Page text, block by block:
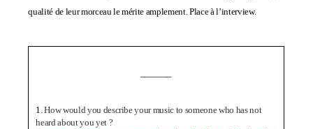
qualité de leur morceau le mérite amplement. Place à l’interview.
———–
1.How would you describe your music to someone who has not
heard about you yet ?